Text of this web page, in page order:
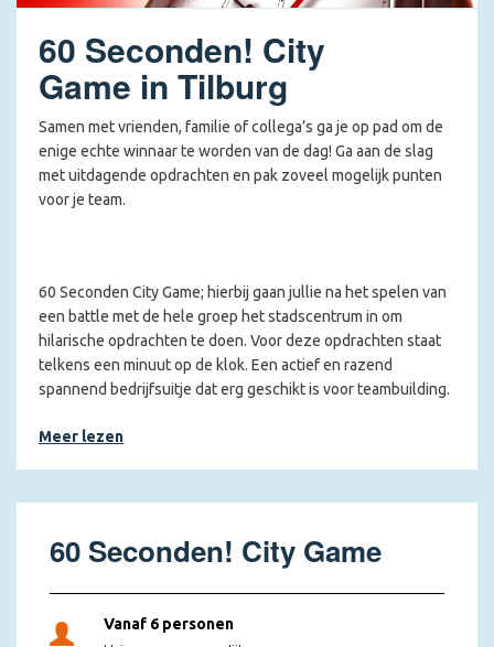
60 Seconden! City
Game in Tilburg
Samen met vrienden, familie of collega’s ga je op pad om de
enige echte winnaar te worden van de dag! Ga aan de slag
met uitdagende opdrachten en pak zoveel mogelijk punten
voor je team.
60 Seconden City Game; hierbij gaan jullie na het spelen van
een battle met de hele groep het stadscentrum in om
hilarische opdrachten te doen. Voor deze opdrachten staat
telkens een minuut op de klok. Een actief en razend
spannend bedrijfsuitje dat erg geschikt is voor teambuilding.
felbegeerde hoofdprijs. Pak punten met
van de stad. Na een welkomstdrankje barst de strijd los en
Meer lezen
60 Seconden! City Game
Vanaf 6 personen